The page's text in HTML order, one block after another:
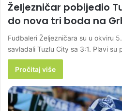
Željezničar pobijedio
do nova tri boda na
Fudbaleri Željezničara su u okviru
savladali Tuzlu City sa 3:1. Plavi su
Pročitaj više